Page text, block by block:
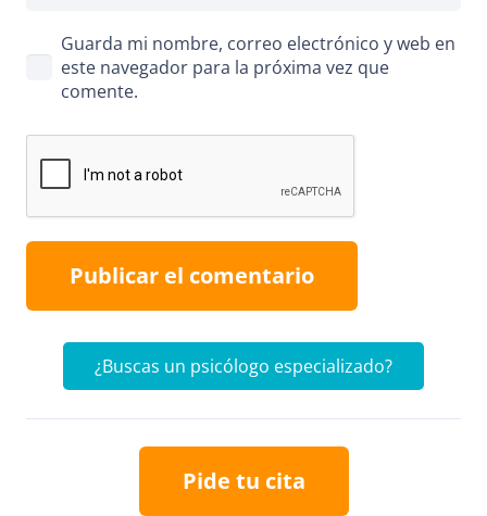
Guarda mi nombre, correo electrónico y web en
este navegador para la próxima vez que
comente.
Publicar el comentario
¿Buscas un psicólogo especializado?
Pide tu cita